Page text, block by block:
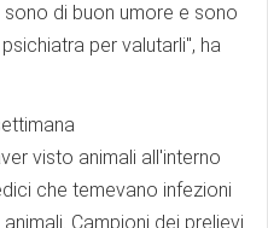
di buon umore e sono
per valutarli", ha
visto animali all'interno
che temevano infezioni
Campioni dei prelievi